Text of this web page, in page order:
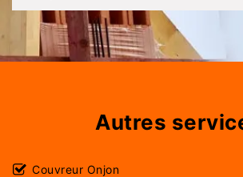
Autres
Couvreur Onjon